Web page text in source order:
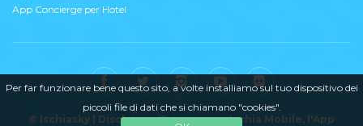
Per far funzionare bene questo sito, a volte installiamo sul tuo dispositivo dei
piccoli file di dati che si chiamano "cookies".
App Concierge per Hotel
© Ischiasky | Disclaimer/Privacy Ischia Mobile, l'App